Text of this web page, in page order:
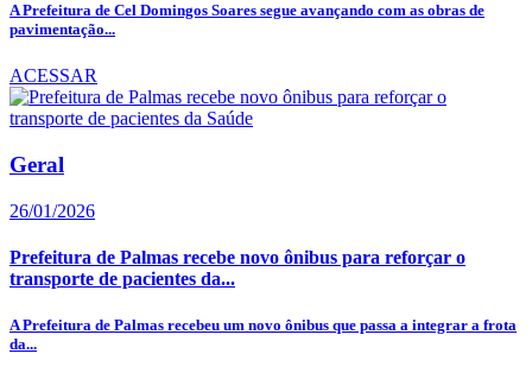
A Prefeitura de Cel Domingos Soares segue avançando com as obras de
pavimentação...
ACESSAR
Geral
26/01/2026
Prefeitura de Palmas recebe novo ônibus para reforçar o
transporte de pacientes da...
A Prefeitura de Palmas recebeu um novo ônibus que passa a integrar a frota
da...